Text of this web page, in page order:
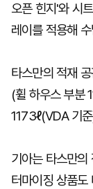
오픈 힌지'와 시
레이를 적용해
타스만의 적재
(휠 하우스 부
1173ℓ(VDA 기
기아는 타스만의
터마이징 상품도